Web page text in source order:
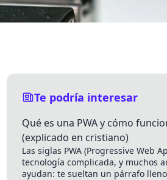
Te podría interesar
Qué es una PWA y cómo
(explicado en cristiano)
Las siglas PWA (Progressive Web
tecnología complicada, y muchos
ayudan: te sueltan un párrafo